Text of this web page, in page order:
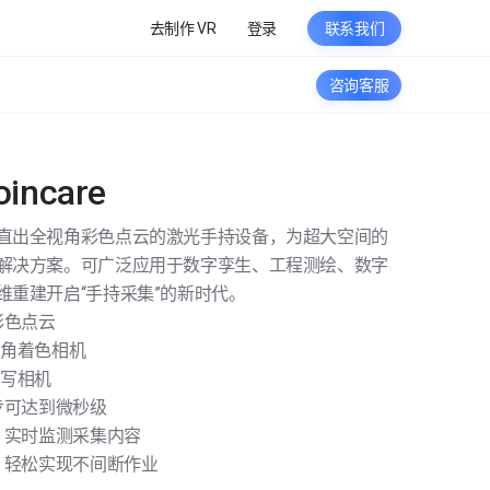
去制作 VR 登录 联系我们
咨询客服
出全视⻆彩⾊点云的激光⼿持设备，为超⼤空间的
决⽅案。可⼴泛应⽤于数字孪⽣、⼯程测绘、数字
建开启“⼿持采集”的新时代。
色点云
着⾊相机
相机
可达到微秒级
时监测采集内容
松实现不间断作业